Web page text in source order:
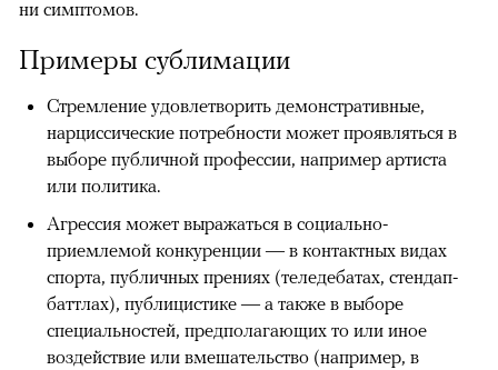
ни симптомов.
Примеры сублимации
Стремление удовлетворить демонстративные,
нарциссические потребности может проявляться в
выборе публичной профессии, например артиста
или политика.
Агрессия может выражаться в социально-
приемлемой конкуренции — в контактных видах
спорта, публичных прениях (теледебатах, стендап-
баттлах), публицистике — а также в выборе
специальностей, предполагающих то или иное
воздействие или вмешательство (например, в